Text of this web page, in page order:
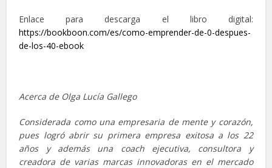
Enlace para descarga el libro digital:
https://bookboon.com/es/como-emprender-de-0-despues-
de-los-40-ebook
Acerca de Olga Lucía Gallego
Considerada como una empresaria de mente y corazón,
pues logró abrir su primera empresa exitosa a los 22
años y además una coach ejecutiva, consultora y
creadora de varias marcas innovadoras en el mercado